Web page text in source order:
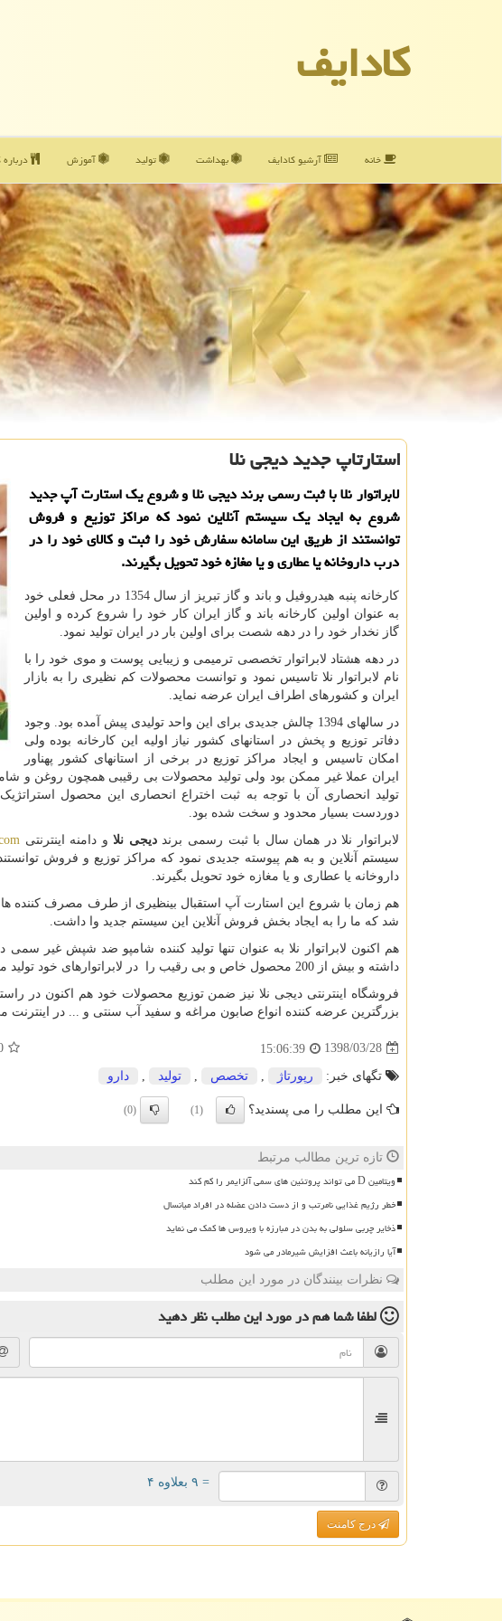
كادایف
خانه آرشیو كادایف بهداشت تولید آموزش
استارتاپ جدید دیجی نلا
لابراتوار نلا با ثبت رسمی برند دیجی نلا و شروع یك استارت آپ جدید
شروع به ایجاد یك سیستم آنلاین نمود كه مراكز توزیع و فروش
توانستند از طریق این سامانه سفارش خود را ثبت و كالای خود را در
درب داروخانه یا عطاری و یا مغازه خود تحویل بگیرند.
کارخانه پنبه هیدروفیل و باند و گاز تبریز از سال 1354 در محل فعلی خود
به عنوان اولین کارخانه باند و گاز ایران کار خود را شروع کرده و اولین
گاز نخدار خود را در دهه شصت برای اولین بار در ایران تولید نمود.
در دهه هشتاد لابراتوار تخصصی ترمیمی و زیبایی پوست و موی خود را با
نام لابراتوار نلا تاسیس نمود و توانست محصولات کم نظیری را به بازار
ایران و کشورهای اطراف ایران عرضه نماید.
در سالهای 1394 چالش جدیدی برای این واحد تولیدی پیش آمده بود. وجود
دفاتر توزیع و پخش در استانهای کشور نیاز اولیه این کارخانه بوده ولی
امکان تاسیس و ایجاد مراکز توزیع در برخی از استانهای کشور پهناور
ایران عملا غیر ممکن بود ولی تولید محصولات بی رقیبی همچون روغن و
تولید انحصاری آن با توجه به ثبت اختراع انحصاری این محصول
دوردست بسیار محدود و سخت شده بود.
لابراتوار نلا در همان سال با ثبت رسمی برنددیجی نلاو دامنه اینترنتی
سیستم آنلاین و به هم پیوسته جدیدی نمود که مراکز توزیع و فروش
داروخانه یا عطاری و یا مغازه خود تحویل بگیرند.
هم زمان با شروع این استارت آپ استقبال بینظیری از طرف مصرف کننده
شد که ما را به ایجاد بخش فروش آنلاین این سیستم جدید وا داشت.
هم اکنون لابراتوار نلا به عنوان تنها تولید کننده شامپو ضد شپش
داشته و بیش از 200 محصول خاص و بی رقیب را در لابراتوارهای خود تولید می نماید.
فروشگاه اینترنتی دیجی نلا نیز ضمن توزیع محصولات خود هم اکنون
بزرگترین عرضه کننده انواع صابون مراغه و سفید آب سنتی و ... در اینترنت
1398/03/28
15:06:39
تگهای خبر: رپورتاژ , تخصص , تولید , دارو
این مطلب را می پسندید؟ (1)
(0)
تازه ترین مطالب مرتبط
ویتامین D می تواند پروتئین های سمی آلزایمر را کم کند
خطر رژیم غذایی نامرتب و از دست دادن عضله در افراد میانسال
ذخایر چربی سلولی به بدن در مبارزه با ویروس ها کمک می نماید
آیا رازیانه باعث افزایش شیرمادر می شود
نظرات بینندگان در مورد این مطلب
لطفا شما همدر مورد این مطلبنظر دهید
= ۹ بعلاوه ۴
درج کامنت